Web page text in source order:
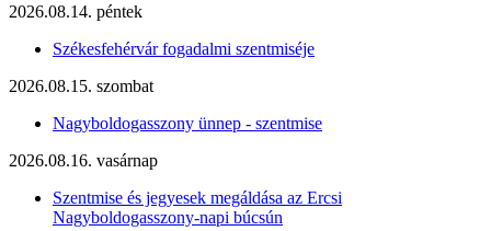
2026.08.14. péntek
Székesfehérvár fogadalmi szentmiséje
2026.08.15. szombat
Nagyboldogasszony ünnep - szentmise
2026.08.16. vasárnap
Szentmise és jegyesek megáldása az Ercsi
Nagyboldogasszony-napi búcsún